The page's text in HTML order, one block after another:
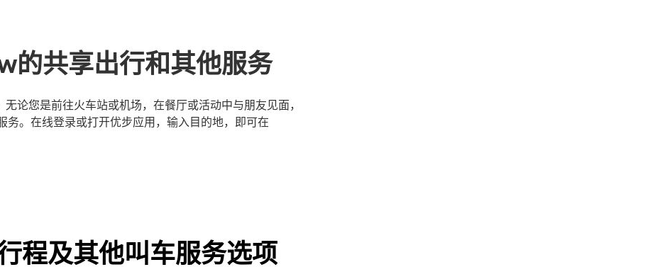
的共享出行和其他服务
论您是前往火车站或机场，在餐厅或活动中与朋友见面，
。在线登录或打开优步应用，输入目的地，即可在
程及其他叫车服务选项